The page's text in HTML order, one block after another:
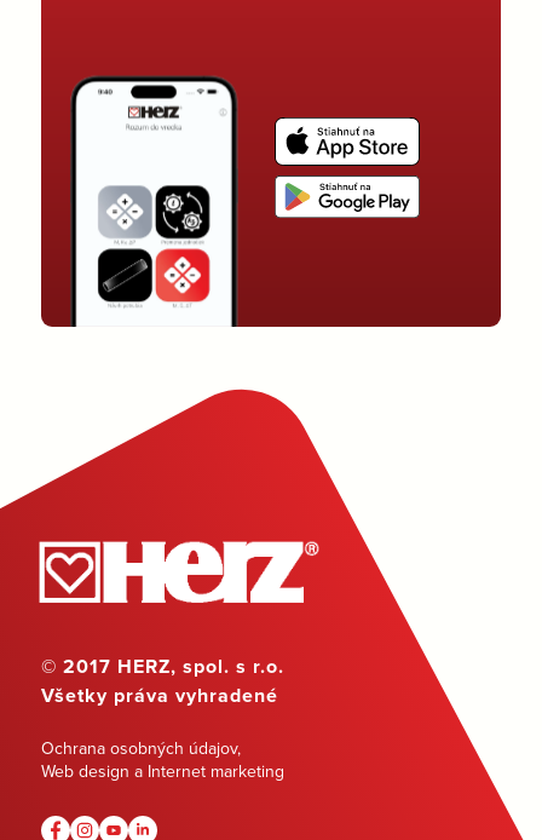
© 2017 HERZ, spol. s r.o.
Všetky práva vyhradené
Ochrana osobných údajov,
Web design a Internet marketing